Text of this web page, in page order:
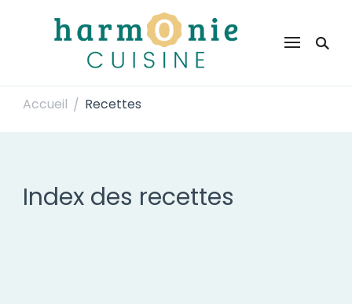
Harmonie Cuisine
Accueil / Recettes
Index des recettes